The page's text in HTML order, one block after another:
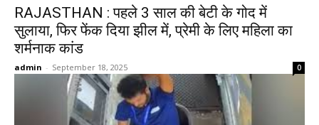
RAJASTHAN : पहले 3 साल की बेटी के गोद में
सुलाया, फिर फेंक दिया झील में, प्रेमी के लिए महिला का
शर्मनाक कांड
admin - September 18, 2025 0